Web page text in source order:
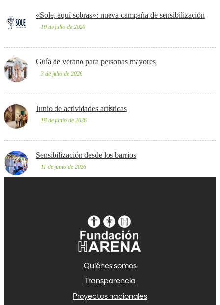
«Sole, aquí sobras»: nueva campaña de sensibilización
10 de julio de 2026
Guía de verano para personas mayores
3 de julio de 2026
Junio de actividades artísticas
18 de junio de 2026
Sensibilización desde los barrios
11 de junio de 2026
Quiénes somos
Transparencia
Proyectos nacionales